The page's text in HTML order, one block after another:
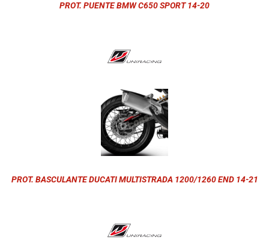
PROT. PUENTE BMW C650 SPORT 14-20
PROT. BASCULANTE DUCATI MULTISTRADA 1200/1260 END 14-21